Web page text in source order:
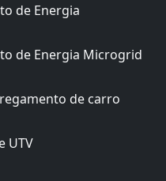
de Energia
de Energia Microgrid
de carro
UTV